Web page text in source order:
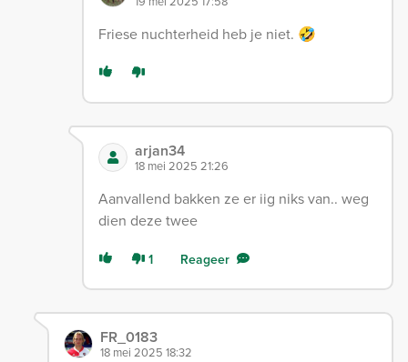
Friese nuchterheid heb je niet. 🤣
arjan34
18 mei 2025 21:26
Aanvallend bakken ze er iig niks van.. weg
dien deze twee
1 Reageer
FR_0183
18 mei 2025 18:32